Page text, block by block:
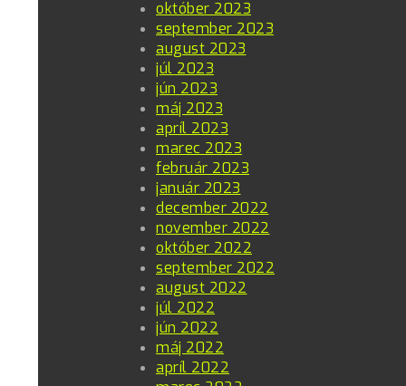
október 2023
september 2023
august 2023
júl 2023
jún 2023
máj 2023
apríl 2023
marec 2023
február 2023
január 2023
december 2022
november 2022
október 2022
september 2022
august 2022
júl 2022
jún 2022
máj 2022
apríl 2022